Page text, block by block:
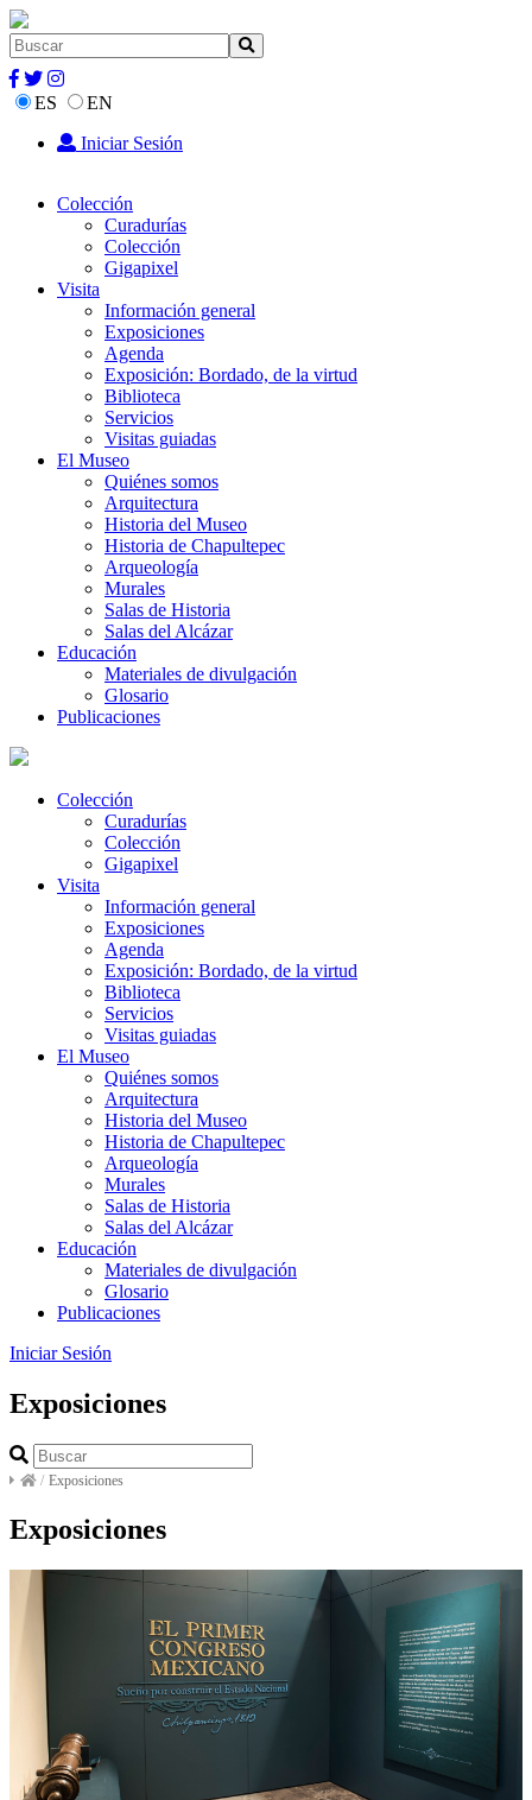
ES
EN
Iniciar Sesión
Colección
Curadurías
Colección
Gigapixel
Visita
Información general
Exposiciones
Agenda
Exposición: Bordado, de la virtud
Biblioteca
Servicios
Visitas guiadas
El Museo
Quiénes somos
Arquitectura
Historia del Museo
Historia de Chapultepec
Arqueología
Murales
Salas de Historia
Salas del Alcázar
Educación
Materiales de divulgación
Glosario
Publicaciones
Colección
Curadurías
Colección
Gigapixel
Visita
Información general
Exposiciones
Agenda
Exposición: Bordado, de la virtud
Biblioteca
Servicios
Visitas guiadas
El Museo
Quiénes somos
Arquitectura
Historia del Museo
Historia de Chapultepec
Arqueología
Murales
Salas de Historia
Salas del Alcázar
Educación
Materiales de divulgación
Glosario
Publicaciones
Iniciar Sesión
Exposiciones
/ Exposiciones
Exposiciones